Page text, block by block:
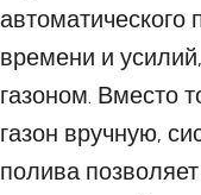
автоматического
времени и
газоном. Вместо
газон вручную,
полива